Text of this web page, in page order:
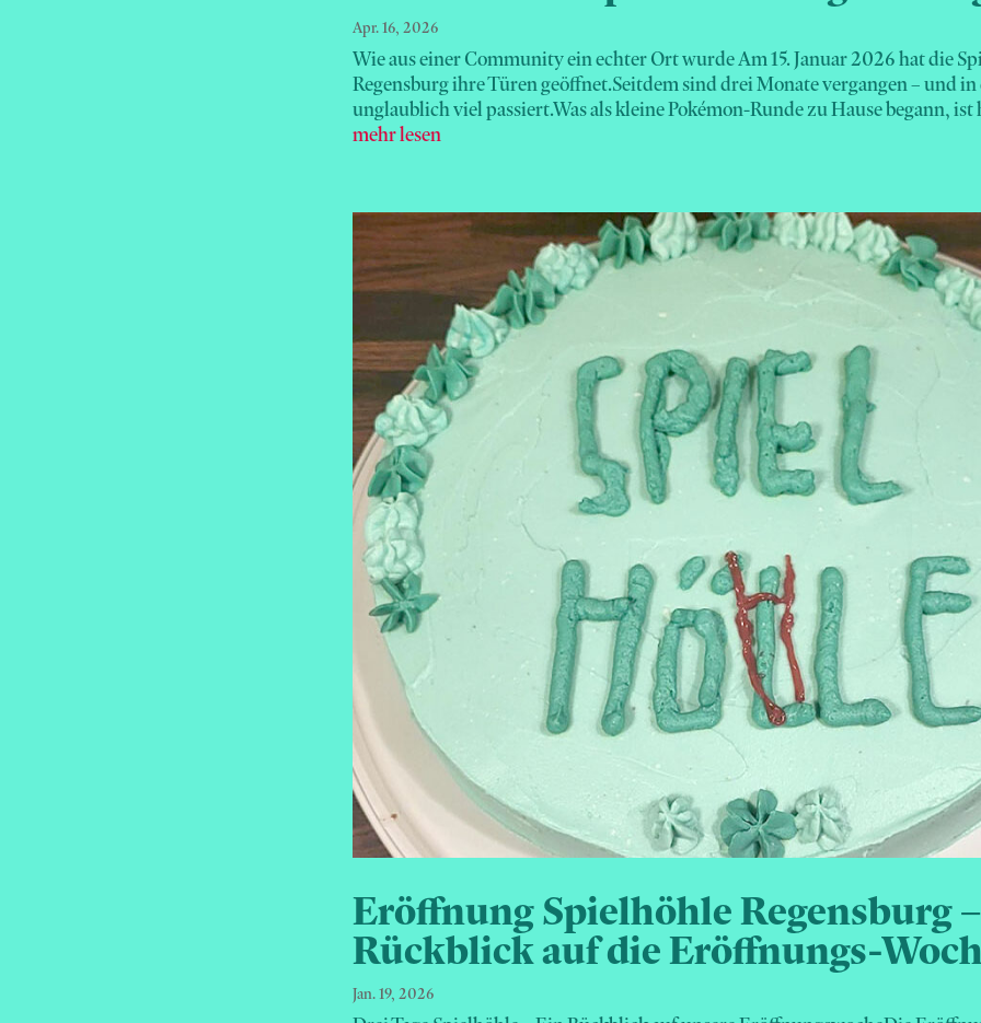
Apr. 16, 2026
Wie aus einer Community ein echter Ort wurde Am 15. Januar 2026 hat die
Regensburg ihre Türen geöffnet.Seitdem sind drei Monate vergangen – und
unglaublich viel passiert.Was als kleine Pokémon-Runde zu Hause begann, ist
mehr lesen
Eröffnung Spielhöhle Regensburg –
Rückblick auf die Eröffnungs-
Jan. 19, 2026